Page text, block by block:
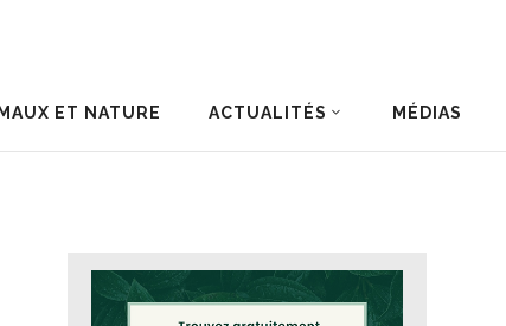
ET NATURE ACTUALITÉS MÉDIAS